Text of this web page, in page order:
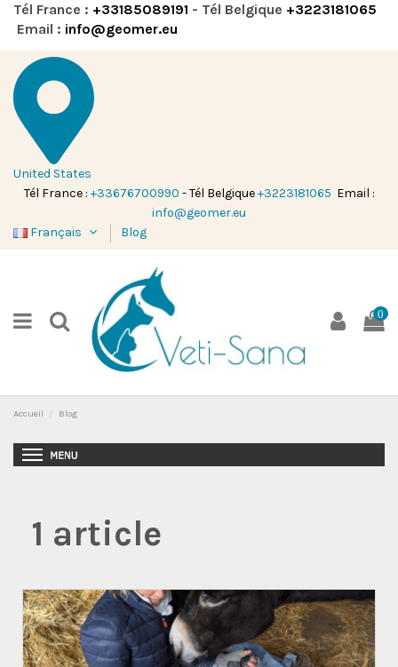
Tél France : +33185089191 - Tél Belgique +3223181065
Email : info@geomer.eu
United States
Tél France :+33676700990 - Tél Belgique+3223181065 Email :
info@geomer.eu
Français
Blog
0
Accueil Blog
1 article